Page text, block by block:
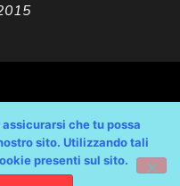
00210240321 – tutti i diritti
che tu possa
sito. Utilizzando tali
presenti sul sito.